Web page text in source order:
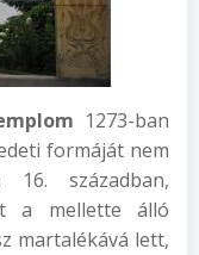
1273-ban
formáját nem
században,
a mellette álló
martalékává lett,